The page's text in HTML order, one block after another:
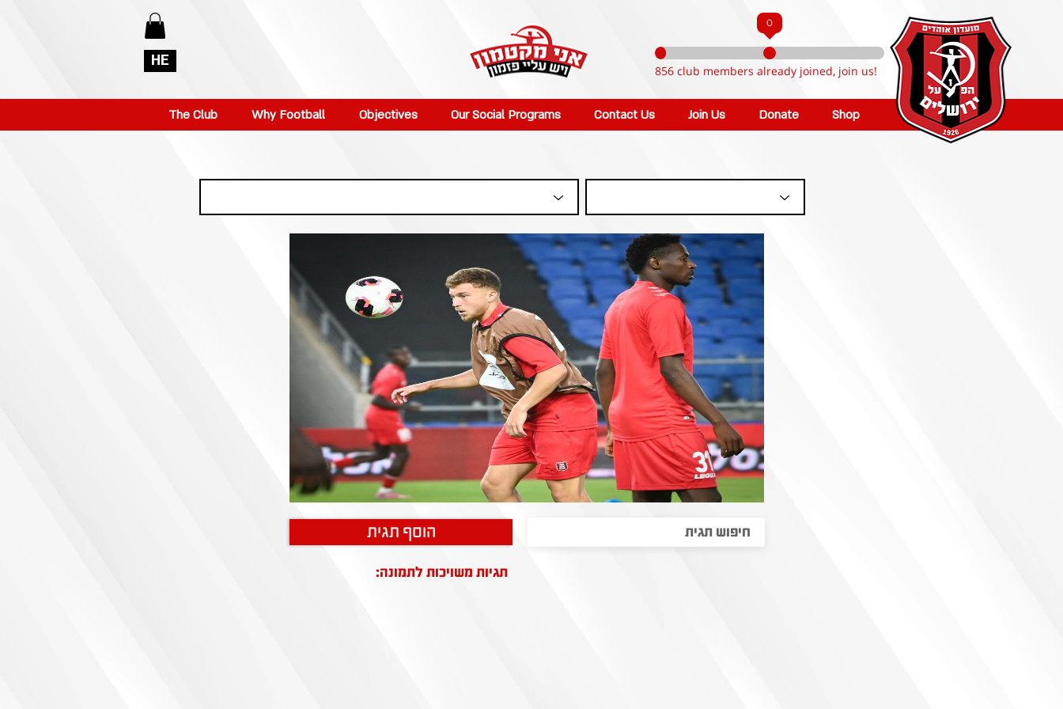
HE
0
856 club members already joined, join us!
The Club Why Football Objectives Our Social Programs Contact Us Join Us Donate Shop
הוסף תגית
תגיות משויכות לתמונה: